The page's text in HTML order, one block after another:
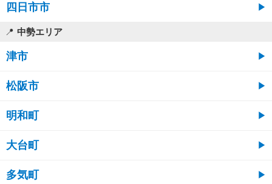
四日市市
中勢エリア
津市
松阪市
明和町
大台町
多気町